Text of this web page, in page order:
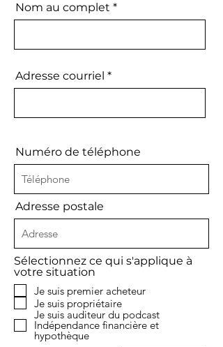
Nom au complet
Adresse courriel
Numéro de téléphone
Adresse postale
Sélectionnez ce qui s'applique à
votre situation
Je suis premier acheteur
Je suis propriétaire
Je suis auditeur du podcast
Indépendance financière et
hypothèque